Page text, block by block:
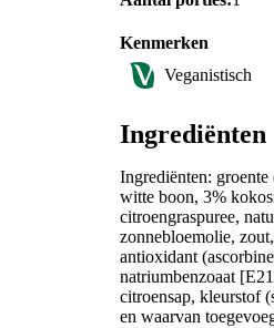
Kenmerken
Veganistisch
Ingrediënten
Ingrediënten:
witte boon, 3%
citroengraspuree,
zonnebloemolie,
antioxidant
natriumbenzoaat
citroensap, kleurstof
en waarvan